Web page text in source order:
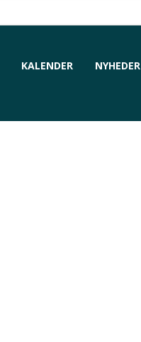
KALENDER NYHEDER